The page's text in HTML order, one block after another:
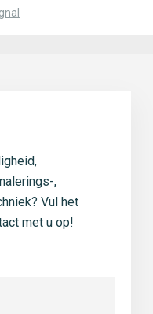
,
Vul het
met u op!